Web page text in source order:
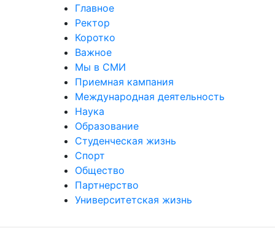
Главное
Ректор
Коротко
Важное
Мы в СМИ
Приемная кампания
Международная деятельность
Наука
Образование
Студенческая жизнь
Спорт
Общество
Партнерство
Университетская жизнь